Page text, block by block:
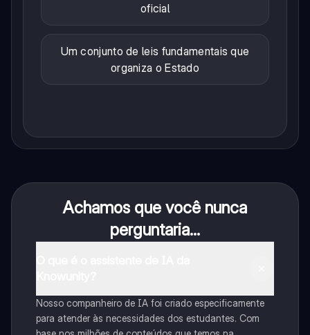
oficial
Um conjunto de leis fundamentais que
organiza o Estado
Achamos que você nunca
perguntaria...
Nosso companheiro de IA foi criado especificamente
para atender às necessidades dos estudantes. Com